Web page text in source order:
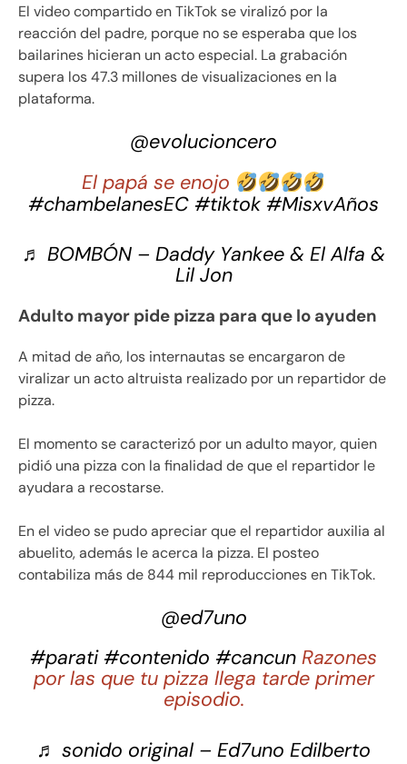
El video compartido en TikTok se viralizó por la
reacción del padre, porque no se esperaba que los
bailarines hicieran un acto especial. La grabación
supera los 47.3 millones de visualizaciones en la
plataforma.
@evolucioncero
El papá se enojo
#chambelanesEC #tiktok #MisxvAños
♬ BOMBÓN – Daddy Yankee & El Alfa &
Lil Jon
Adulto mayor pide pizza para que lo ayuden
A mitad de año, los internautas se encargaron de
viralizar un acto altruista realizado por un repartidor de
pizza.
El momento se caracterizó por un adulto mayor, quien
pidió una pizza con la finalidad de que el repartidor le
ayudara a recostarse.
En el video se pudo apreciar que el repartidor auxilia al
abuelito, además le acerca la pizza. El posteo
contabiliza más de 844 mil reproducciones en TikTok.
@ed7uno
#parati #contenido #cancun Razones
por las que tu pizza llega tarde primer
episodio.
♬ sonido original – Ed7uno Edilberto